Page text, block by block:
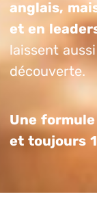
anglais,
et en
laissent
découverte.
Une
et toujours